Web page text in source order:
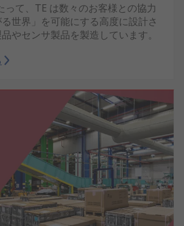
って、TE は数々のお客様との協力
世界」を可能にする高度に設計さ
やセンサ製品を製造しています。